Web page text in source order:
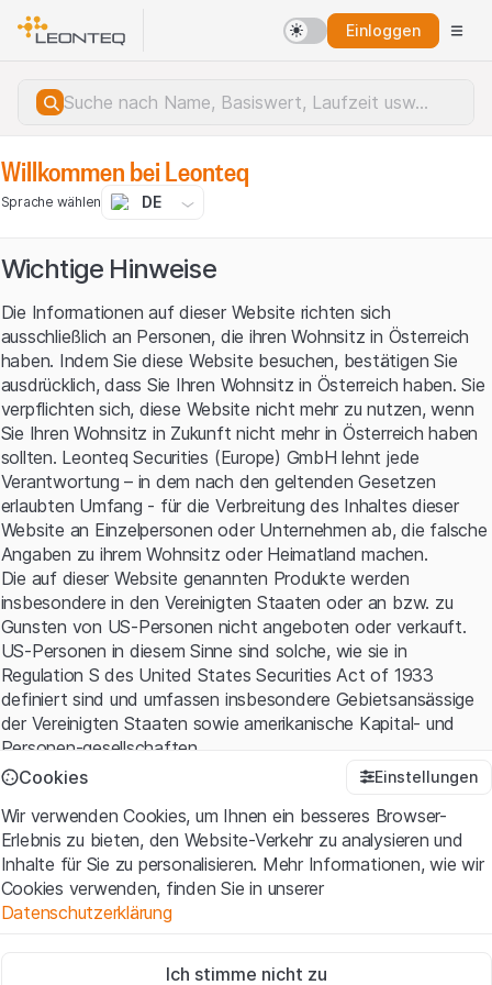
Einloggen
Serverfehler.
Willkommen bei Leonteq
Sprache wählen DE
Wichtige Hinweise
Die Informationen auf dieser Website richten sich
ausschließlich an Personen, die ihren Wohnsitz in Österreich
haben. Indem Sie diese Website besuchen, bestätigen Sie
ausdrücklich, dass Sie Ihren Wohnsitz in Österreich haben. Sie
verpflichten sich, diese Website nicht mehr zu nutzen, wenn
Sie Ihren Wohnsitz in Zukunft nicht mehr in Österreich haben
sollten. Leonteq Securities (Europe) GmbH lehnt jede
Verantwortung – in dem nach den geltenden Gesetzen
erlaubten Umfang - für die Verbreitung des Inhaltes dieser
Website an Einzelpersonen oder Unternehmen ab, die falsche
Angaben zu ihrem Wohnsitz oder Heimatland machen.
Die auf dieser Website genannten Produkte werden
insbesondere in den Vereinigten Staaten oder an bzw. zu
Gunsten von US-Personen nicht angeboten oder verkauft.
US-Personen in diesem Sinne sind solche, wie sie in
Regulation S des United States Securities Act of 1933
definiert sind und umfassen insbesondere Gebietsansässige
der Vereinigten Staaten sowie amerikanische Kapital- und
Personen-gesellschaften.
Mit dem Zugriff auf diese Website erklären Sie, dass Sie die
rechtlichen Informationen und die wichtigen Hinweise und
Nutzungsbedingungen verstanden haben und akzeptieren.
Wenn Sie mit denNutzungsbedingungennicht einverstanden
sind, unterlassen Sie bitte den Zugriff auf diese Website.
Kein Angebot, keine Aufforderung zum Kauf
Cookies Einstellungen
Wir verwenden Cookies, um Ihnen ein besseres Browser-
Erlebnis zu bieten, den Website-Verkehr zu analysieren und
Inhalte für Sie zu personalisieren. Mehr Informationen, wie wir
Cookies verwenden, finden Sie in unserer
Datenschutzerklärung
Diese Cookies sind für die Website erforderlich und können nicht
Ich stimme nicht zu